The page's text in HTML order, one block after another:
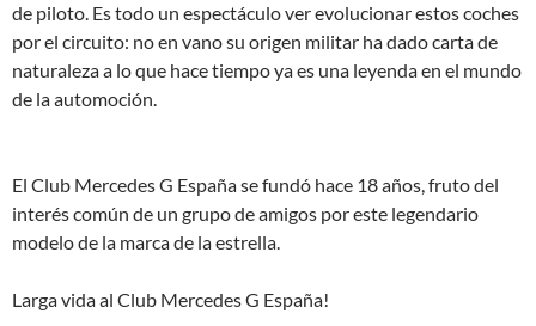
de piloto. Es todo un espectáculo ver evolucionar estos coches
por el circuito: no en vano su origen militar ha dado carta de
naturaleza a lo que hace tiempo ya es una leyenda en el mundo
de la automoción.
El Club Mercedes G España se fundó hace 18 años, fruto del
interés común de un grupo de amigos por este legendario
modelo de la marca de la estrella.
Larga vida al Club Mercedes G España!